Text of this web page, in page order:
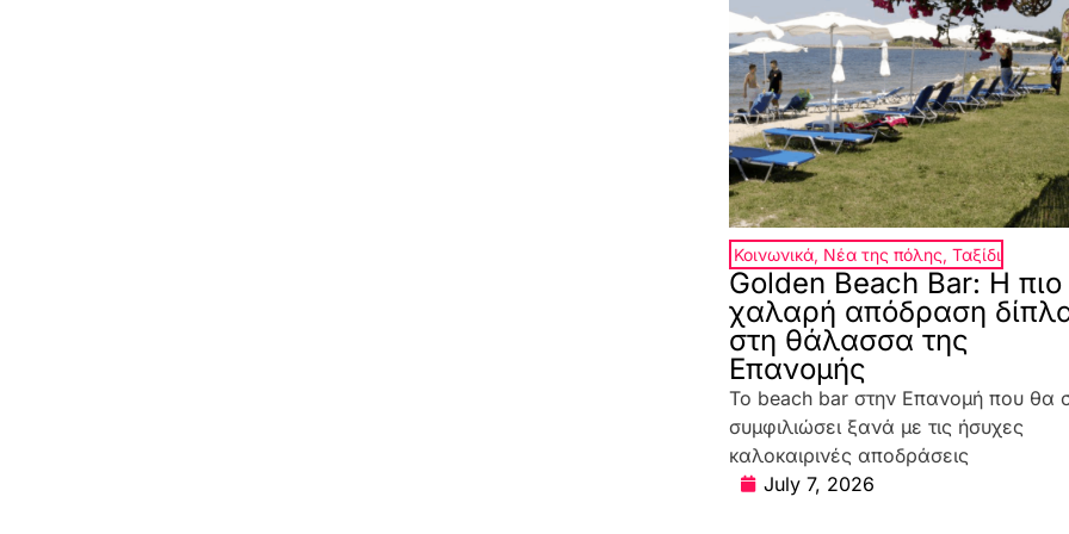
Κοινωνικά, Νέα της πόλης, Ταξίδι
Golden Beach Bar: Η πιο
χαλαρή απόδραση
στη θάλασσα της
Επανομής
Το beach bar στην Επανομή που θα
συμφιλιώσει ξανά με τις ήσυχες
καλοκαιρινές αποδράσεις
July 7, 2026